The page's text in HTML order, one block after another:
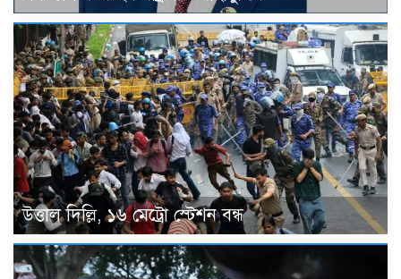
উত্তাল দিল্লি, ১৬ মেট্রো স্টেশন বন্ধ